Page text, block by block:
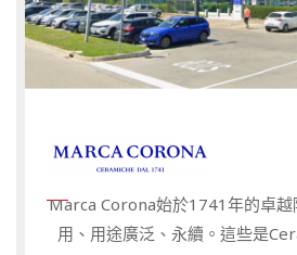
Marca Corona始於1741年的卓越
用、用途廣泛、永續。這些是